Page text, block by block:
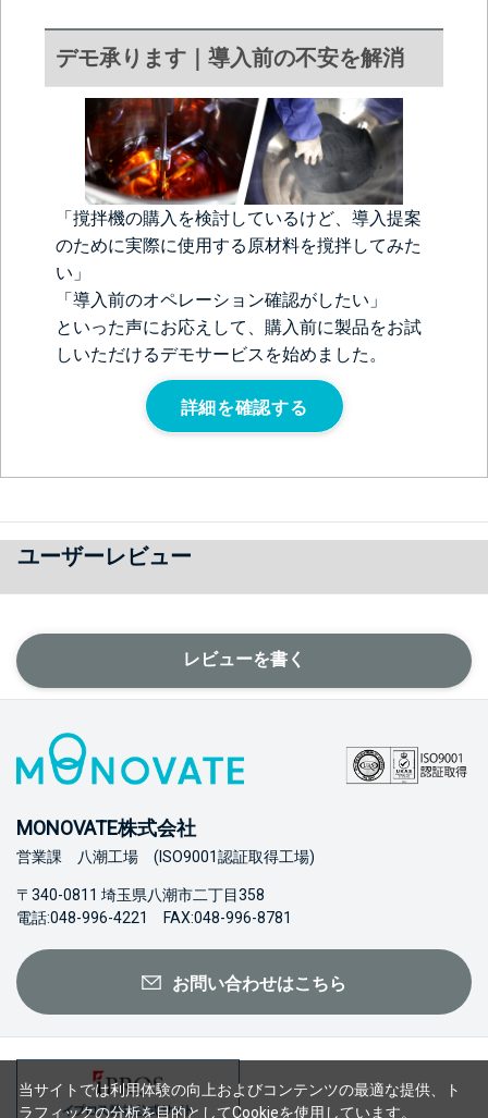
デモ承ります｜導入前の不安を解消
「撹拌機の購入を検討しているけど、導入提案
のために実際に使用する原材料を撹拌してみた
い」
「導入前のオペレーション確認がしたい」
といった声にお応えして、購入前に製品をお試
しいただけるデモサービスを始めました。
詳細を確認する
ユーザーレビュー
レビューを書く
MONOVATE株式会社
営業課 八潮工場 (ISO9001認証取得工場)
〒340-0811 埼玉県八潮市二丁目358
電話:048-996-4221 FAX:048-996-8781
お問い合わせはこちら
当サイトでは利用体験の向上およびコンテンツの最適な提供、ト
ラフィックの分析を目的としてCookieを使用しています。